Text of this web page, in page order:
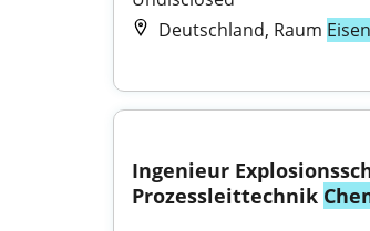
Deutschland, Raum
Ingenieur
Prozessleittechnik